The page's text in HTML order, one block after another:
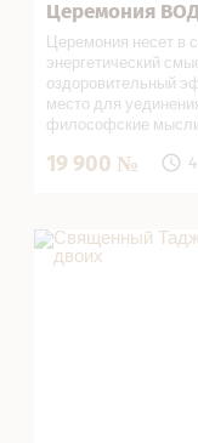
Церемония
Церемония несет в
энергетический
оздоровительный
место для
философские
19 900
Записаться
Священный Тадж
в СПА салоне